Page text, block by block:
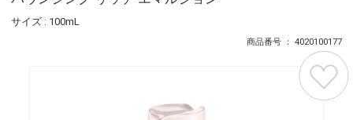
サイズ : 100mL
商品番号 ： 4020100177